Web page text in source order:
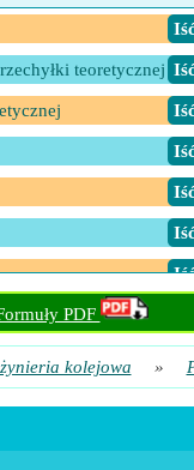
teoretycznej
PDF
kolejowa »